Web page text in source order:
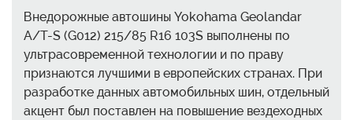
Внедорожные автошины Yokohama Geolandar
A/T-S (G012) 215/85 R16 103S выполнены по
ультрасовременной технологии и по праву
признаются лучшими в европейских странах. При
разработке данных автомобильных шин, отдельный
акцент был поставлен на повышение вездеходных